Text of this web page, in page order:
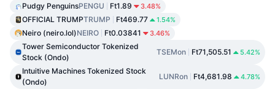
Pudgy PenguinsPENGU Ft1.89 3.48%
OFFICIAL TRUMPTRUMP Ft469.77 1.54%
Neiro (neiro.lol)NEIRO Ft0.03841 3.46%
Tower Semiconductor Tokenized
Stock (Ondo)
TSEMon Ft71,505.51 5.42%
Intuitive Machines Tokenized Stock
(Ondo)
LUNRon Ft4,681.98 4.78%